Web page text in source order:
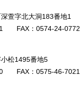
萱字北大洞183番地1
FAX：0574-24-0772
松1495番地5
FAX：0575-46-7021